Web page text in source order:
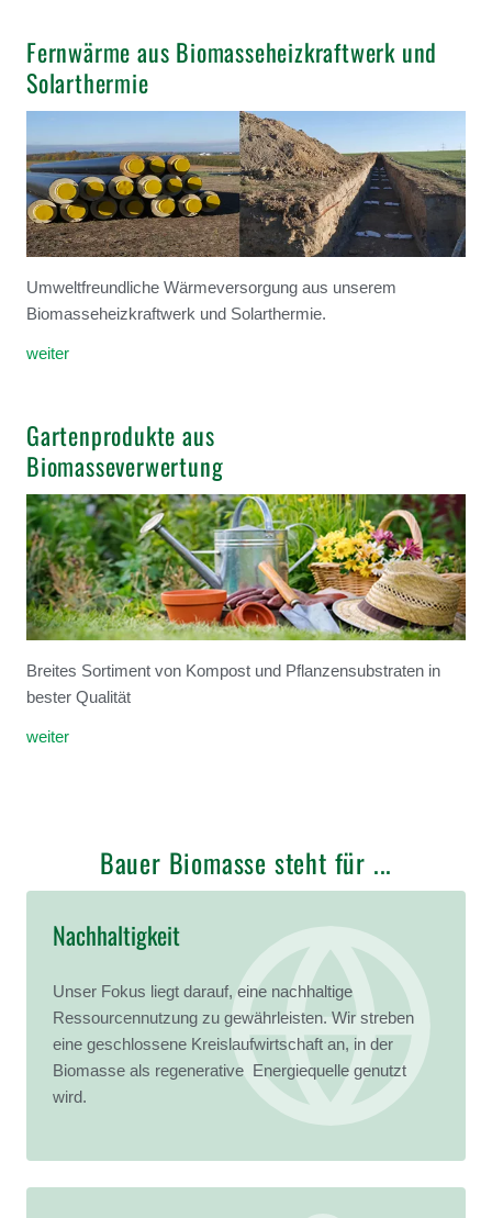
Fernwärme aus Biomasseheizkraftwerk und
Solarthermie
Umweltfreundliche Wärmeversorgung aus unserem
Biomasseheizkraftwerk und Solarthermie.
weiter
Gartenprodukte aus
Biomasseverwertung
Breites Sortiment von Kompost und Pflanzensubstraten in
bester Qualität
weiter
Bauer Biomasse steht für ...
Nachhaltigkeit
Unser Fokus liegt darauf, eine nachhaltige
Ressourcennutzung zu gewährleisten. Wir streben
eine geschlossene Kreislaufwirtschaft an, in der
Biomasse als regenerative Energiequelle genutzt
wird.